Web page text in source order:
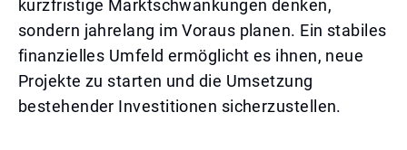
kurzfristige Marktschwankungen denken,
sondern jahrelang im Voraus planen. Ein stabiles
finanzielles Umfeld ermöglicht es ihnen, neue
Projekte zu starten und die Umsetzung
bestehender Investitionen sicherzustellen.